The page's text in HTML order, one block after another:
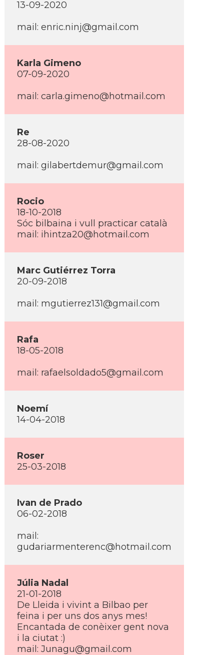
13-09-2020
mail: enric.ninj@gmail.com
Karla Gimeno
07-09-2020
mail: carla.gimeno@hotmail.com
Re
28-08-2020
mail: gilabertdemur@gmail.com
Rocio
18-10-2018
Sóc bilbaina i vull practicar català
mail: ihintza20@hotmail.com
Marc Gutiérrez Torra
20-09-2018
mail: mgutierrez131@gmail.com
Rafa
18-05-2018
mail: rafaelsoldado5@gmail.com
Noemí­
14-04-2018
Roser
25-03-2018
Ivan de Prado
06-02-2018
mail:
gudariarmenterenc@hotmail.com
Júlia Nadal
21-01-2018
De Lleida i vivint a Bilbao per
feina i per uns dos anys mes!
Encantada de conèixer gent nova
i la ciutat :)
mail: Junagu@gmail.com